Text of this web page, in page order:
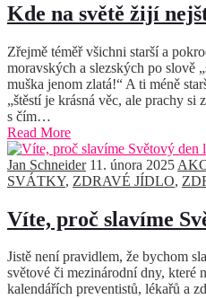
Kde na světě žijí
Zřejmě téměř všichni starší a
moravských a slezských po slově
muška jenom zlatá!“ A ti méně
„štěstí je krásná věc, ale prachy
s čím…
Read More
Jan Schneider 11. února 2025
SVÁTKY, ZDRAVÉ JÍDLO,
Víte, proč slavíme
Jistě není pravidlem, že bychom
světové či mezinárodní dny, které
kalendářích preventistů, lékařů a